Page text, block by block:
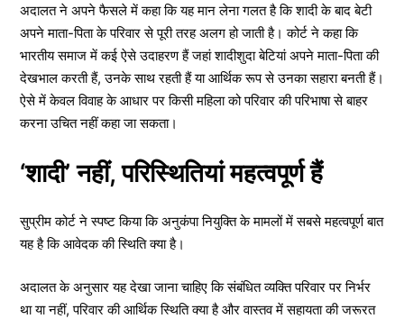
अदालत ने अपने फैसले में कहा कि यह मान लेना गलत है कि शादी के बाद बेटी
अपने माता-पिता के परिवार से पूरी तरह अलग हो जाती है। कोर्ट ने कहा कि
भारतीय समाज में कई ऐसे उदाहरण हैं जहां शादीशुदा बेटियां अपने माता-पिता की
देखभाल करती हैं, उनके साथ रहती हैं या आर्थिक रूप से उनका सहारा बनती हैं।
ऐसे में केवल विवाह के आधार पर किसी महिला को परिवार की परिभाषा से बाहर
करना उचित नहीं कहा जा सकता।
‘शादी’ नहीं, परिस्थितियां महत्वपूर्ण हैं
सुप्रीम कोर्ट ने स्पष्ट किया कि अनुकंपा नियुक्ति के मामलों में सबसे महत्वपूर्ण बात
यह है कि आवेदक की स्थिति क्या है।
अदालत के अनुसार यह देखा जाना चाहिए कि संबंधित व्यक्ति परिवार पर निर्भर
था या नहीं, परिवार की आर्थिक स्थिति क्या है और वास्तव में सहायता की जरूरत